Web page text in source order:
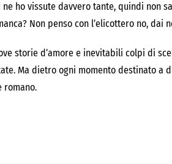
ho vissute davvero tante, quindi non
Non penso con l’elicottero no, dai
storie d’amore e inevitabili colpi di
Ma dietro ogni momento destinato a
romano.